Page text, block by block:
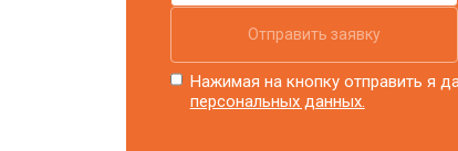
Отправить заявку
Нажимая на кнопку отправить я
персональных данных.